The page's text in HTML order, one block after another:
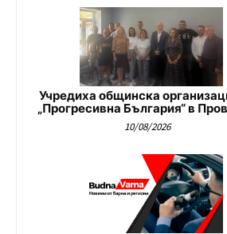
Учредиха общинска
„Прогресивна България“ в
10/08/2026